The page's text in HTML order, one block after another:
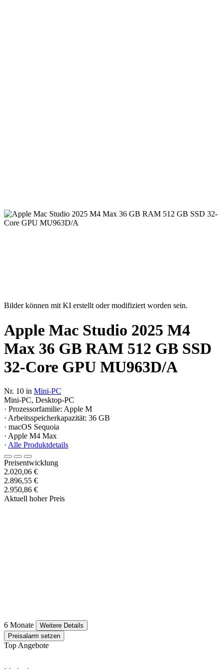
Bilder können mit KI erstellt oder modifiziert worden sein.
Apple Mac Studio 2025 M4
Max 36 GB RAM 512 GB SSD
32-Core GPU MU963D/A
Nr. 10 in Mini-PC
Mini-PC, Desktop-PC
· Prozessorfamilie: Apple M
· Arbeitsspeicherkapazität: 36 GB
· macOS Sequoia
· Apple M4 Max
· Alle Produktdetails
Preisentwicklung
2.020,06 €
2.896,55 €
2.950,86 €
Aktuell hoher Preis
6 Monate
Weitere Details
Preisalarm setzen
Top Angebote